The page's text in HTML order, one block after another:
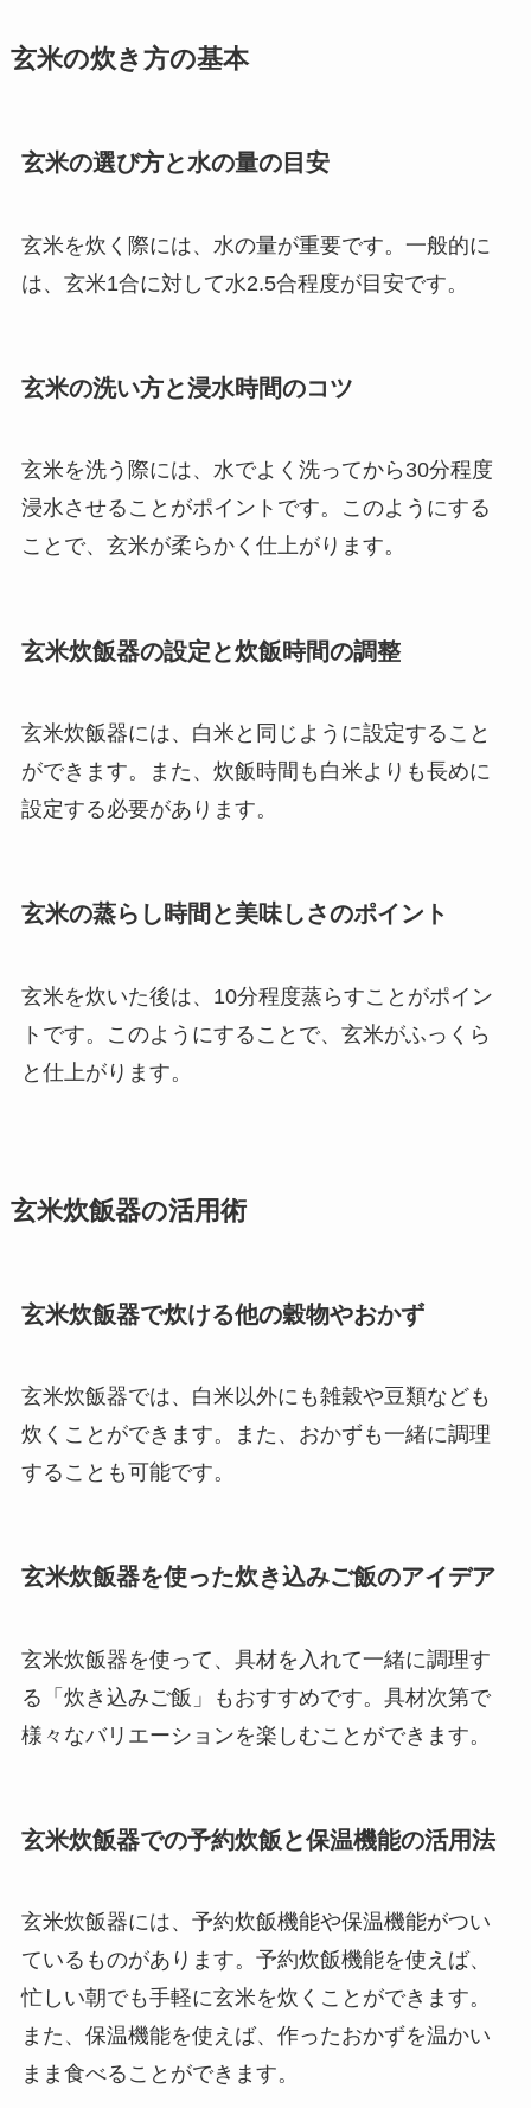
玄米の炊き方の基本
玄米の選び方と水の量の目安
玄米を炊く際には、水の量が重要です。一般的に
は、玄米1合に対して水2.5合程度が目安です。
玄米の洗い方と浸水時間のコツ
玄米を洗う際には、水でよく洗ってから30分程度
浸水させることがポイントです。このようにする
ことで、玄米が柔らかく仕上がります。
玄米炊飯器の設定と炊飯時間の調整
玄米炊飯器には、白米と同じように設定すること
ができます。また、炊飯時間も白米よりも長めに
設定する必要があります。
玄米の蒸らし時間と美味しさのポイント
玄米を炊いた後は、10分程度蒸らすことがポイン
トです。このようにすることで、玄米がふっくら
と仕上がります。
玄米炊飯器の活用術
玄米炊飯器で炊ける他の穀物やおかず
玄米炊飯器では、白米以外にも雑穀や豆類なども
炊くことができます。また、おかずも一緒に調理
することも可能です。
玄米炊飯器を使った炊き込みご飯のアイデア
玄米炊飯器を使って、具材を入れて一緒に調理す
る「炊き込みご飯」もおすすめです。具材次第で
様々なバリエーションを楽しむことができます。
玄米炊飯器での予約炊飯と保温機能の活用法
玄米炊飯器には、予約炊飯機能や保温機能がつい
ているものがあります。予約炊飯機能を使えば、
忙しい朝でも手軽に玄米を炊くことができます。
また、保温機能を使えば、作ったおかずを温かい
まま食べることができます。